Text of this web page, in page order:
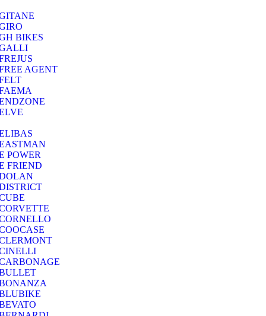
BIKES
AGENT
POWER
FRIEND